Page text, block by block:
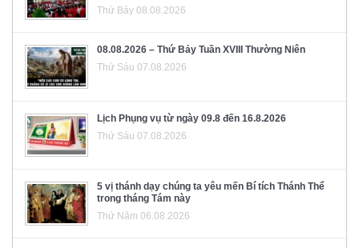
Thứ Bảy 08.08.2026
08.08.2026 – Thứ Bảy Tuần XVIII Thường Niên
Thứ Sáu 07.08.2026
Lịch Phụng vụ từ ngày 09.8 đến 16.8.2026
Thứ Sáu 07.08.2026
5 vị thánh dạy chúng ta yêu mến Bí tích Thánh Thể
trong tháng Tám này
Thứ Năm 06.08.2026